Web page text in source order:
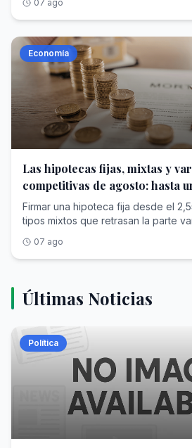
y trabajadores
07 ago
Economía
Las hipotecas fijas, mixtas y
competitivas de agosto: hasta
Firmar una hipoteca fija desde el 2,55% TIN, encontrar tipos mixtos que retrasan la parte variable durante años o atarte al euríbor con un diferencial ajustado son tres caminos abiertos este mes de agosto en entidades como Ibercaja, Banco Sabadell o Kutxabank. Eso sí: debes tener en cuenta que detrás de casi cada uno de esos tipos hay condiciones de vinculación (nómina, seguros, planes de pensiones) que conviene leer con calma antes de decidir. El momento ayuda a comparar con la cabeza fría. El euríbor a doce meses cerró julio con una media del 2,855% , y el Banco Central Europeo mantuvo los tipos en su reunión del 23 de julio, con la facilidad de depósito en el 2,25%. Con el índice estabilizado tras meses de bajadas, la banca ha vuelto a competir por captar hipotecas, y eso se nota en los tipos fijos y en los diferenciales de las variables. Quédate con una idea antes de entrar en materia: el tipo que anuncia el banco suele ser el TIN, pero lo que te dice cuánto cuesta de verdad el préstamo cada año es la TAE , porque suma comisiones y productos vinculados. Y en las mixtas y variables hay un segundo dato que pesa tanto como el tipo: cuántos años pagas a un precio conocido antes de que entre en juego el euríbor. Ibercaja ( 3,49% TAE ), Banca March ( 3,01% TAE ), Banco Sabadell ( 3,58% TAE ), Cajamar ( 3,44% TAE ) y CaixaBank ( 4,26% TAE ) son las cinco opciones a tipo fijo de esta comparativa, la vía para quien prefiere pagar siempre la misma cuota, sin sobresaltos, durante toda la vida del préstamo. Ibercaja pone el tipo fijo más bajo de esta comparativa: un 2,55% TIN que no cambia en toda la vida del préstamo, con una TAE del 3,49% a 25 años . Es el punto de partida más ajustado para quien busca una cuota inamovible y el número más bajo de salida. Ese tipo sale a cuenta si centralizas tu vida financiera en el banco: la bonificación máxima pide domiciliar una nómina de al menos 2.500 euros , una tarjeta con uso mínimo, tres recibos, seguros de hogar y de vida y una aportación mensual de 75 euros a un fondo. Cuantos menos requisitos cumplas, más sube el tipo. En Banca March, el TIN del 2,65% y la TAE del 3,01% casi se tocan , y esa es la TAE más ajustada de las cinco fijas: apenas hay distancia entre el tipo del anuncio y el coste real, porque no carga comisión de apertura. El plazo llega hasta 30 años. Está pensada para importes altos, con un préstamo que parte de un mínimo desde los 150.000 euros . Para acceder a sus condiciones pide domiciliar ingresos recurrentes desde 4.000 euros al mes en su cuenta digital y contratar seguros de vida y de hogar, así que encaja sobre todo con quien financia una compra elevada. Banco Sabadell reparte su bonificación por tramos, y esa es su particularidad: no es todo o nada. Su hipoteca fija se firma con un 2,75% TIN y una TAE del 3,58% a 30 años , sin comisión de apertura, y el tipo baja según cuántos productos sumes: nómina, seguro de hogar, seguro de vida o seguro de protección de pagos. Esa mecánica escalonada encaja con quien no puede o no quiere cumplir todas las vinculaciones a la vez , porque cada producto que añades rebaja un poco el tipo sin obligarte al paquete completo. Conviene tener presente que aplica comisión por amortización anticipada solo durante los primeros años. Cajamar añade un requisito que no verás en las demás: para acceder a su mejor tipo hay que hacerse socio de la entidad, con una aportación de unos 61 euros. A cambio ofrece un 2,85% TIN y una TAE del 3,44% a 30 años , sin comisión de apertura. Además de la condición de socio, la bonificación completa pide domiciliar la nómina y contratar seguros, y está orientada a unidades familiares con ingresos por encima de los 4.000 euros al mes . Es una opción a estudiar para quien ya tiene o no le importa asumir esa relación con el banco. CaixaBank firma la TAE más alta de las cinco, un 4,26% con un 2,85% TIN a 30 años, pero también es la que más margen deja para rebajar el tipo por la vía de la vinculación: hasta un punto porcentual menos de TIN si combinas varios productos. Ese descuento de hasta el 1% se consigue sumando nómina, recibos, tarjeta, seguro de hogar, seguro de vida e incluso una alarma , y tampoco carga comisión de apertura. Encaja con quien está dispuesto a concentrar toda su relación bancaria en la entidad a cambio del mayor recorte. Las mixtas son el término medio: pagas un tipo fijo durante los primeros años y solo después la cuota pasa a depender del euríbor. Banco Sabadell ( 3,90% TAE ), Pibank ( 3,30% TAE ), Ibercaja ( 3,77% TAE ), Abanca ( 5,11% TAE ) y una segunda variante de Ibercaja con tramo fijo a diez años ( 3,45% TAE ) completan este apartado. Banco Sabadell arranca con el tipo de salida más bajo de las mixtas: un 1,80% TIN durante los tres primeros años. Es el tramo fijo más corto del grupo, así que la cuota pasa antes a moverse con el euríbor, al que después se suma un diferencial del 0,70%. La TAE queda en el 3,90% a 30 años. Encaja con quien apuesta a que el euríbor seguirá contenido dentro de tres años y prefiere pagar muy poco al principio. Como en su hipoteca fija, no cobra comisión de apertura y la bonificación del tipo se reparte por tramos según los productos que contrates. Pibank es la mixta con la TAE más baja de esta comparativa, un 3,30% , y lo consigue por la vía más limpia: sin comisiones de apertura, estudio o amortización y sin obligarte a domiciliar nómina ni contratar un paquete de productos, más allá de una cuenta y un seguro de daños. Ofrece un 1,99% TIN durante los cuatro primeros años. Se contrata al cien por cien online, financia hasta el 90% de la compra y llega a un plazo de 35 años, el más largo de este grupo. Es la puerta de entrada natural para quien huye de las vinculaciones y quiere calcular el coste sin letra pequeña añadida. Ibercaja estira el tramo fijo a cinco años con un 2,00% TIN, dos años más a precio cerrado que la de Sabadell. Pasado ese periodo, la cuota se calcula con el euríbor más un diferencial del 0,60%, y la TAE se sitúa en el 3,77% a 25 años . Como en su hipoteca fija, el mejor tipo llega cumpliendo su cuadro de vinculaciones: nómina desde 2.500 euros, tarjeta, tres recibos, seguros de hogar y vida y aportación mensual a un fondo. Interesa a quien quiere más años de tranquilidad antes de asomarse al índice. Abanca firma la TAE más alta de las mixtas, un 5,11% , con un 2,05% TIN durante los cinco primeros años. Su rasgo propio es que no carga ninguna comisión y que la bonificación se reparte entre
07 ago
Últimas Noticias
Política